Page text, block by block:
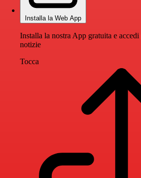
Installa la Web App
Installa la nostra App gratuita e
notizie
Tocca